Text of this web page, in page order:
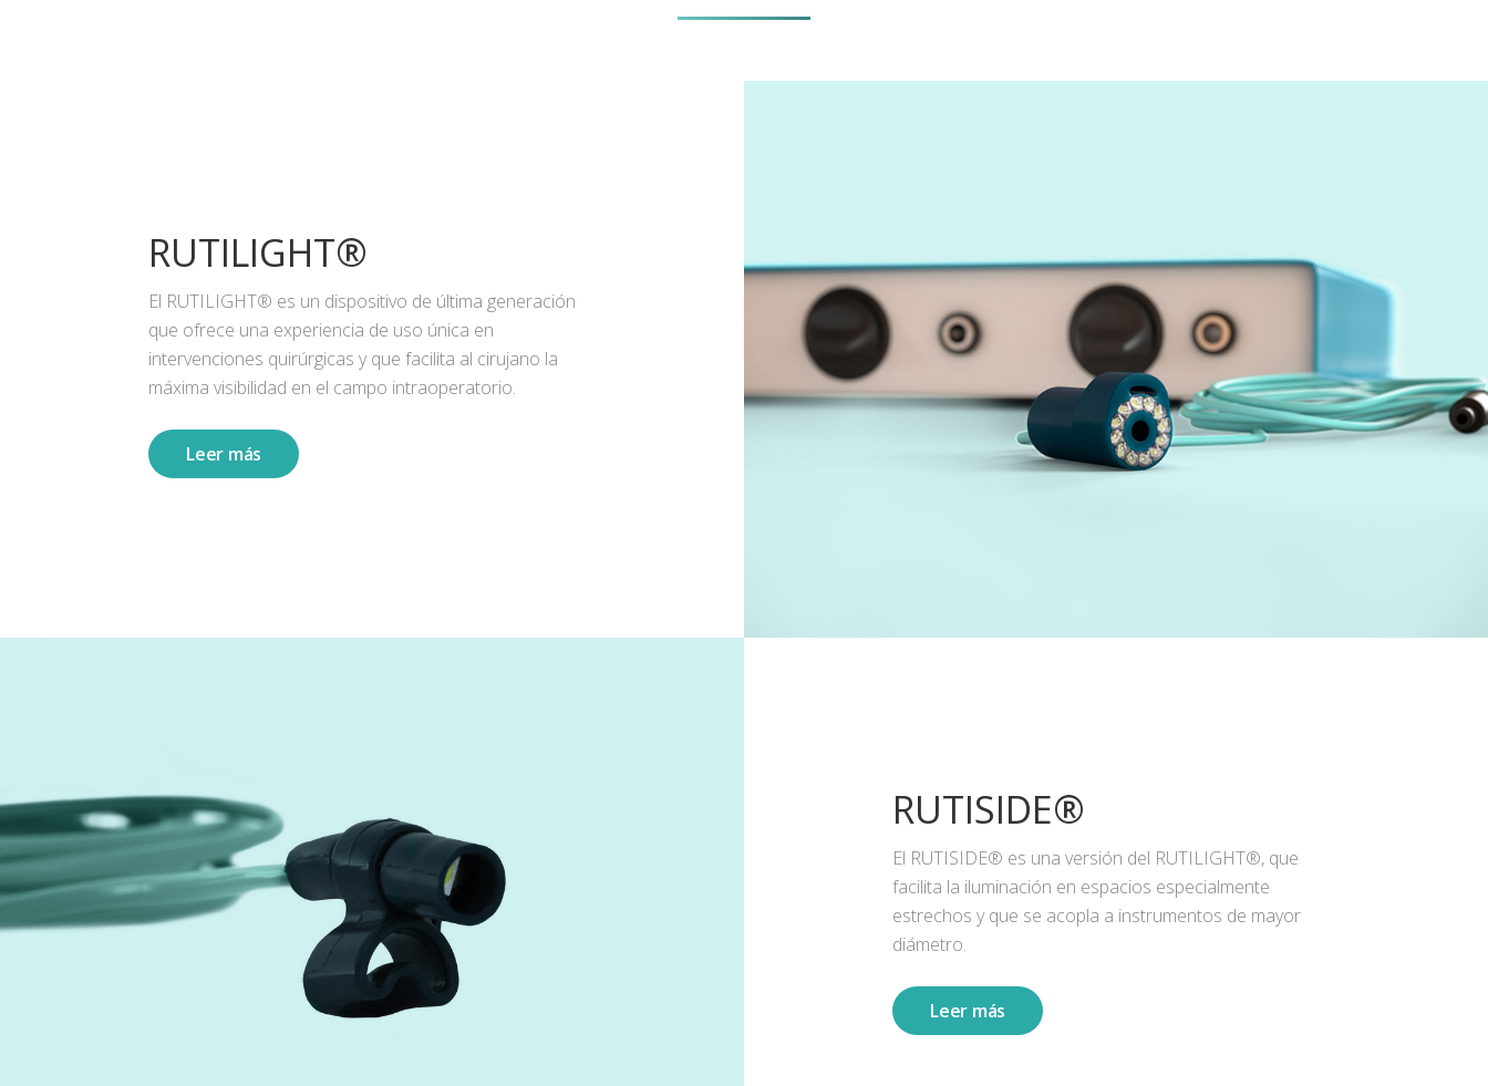
RUTILIGHT®
El RUTILIGHT® es un dispositivo de última generación
que ofrece una experiencia de uso única en
intervenciones quirúrgicas y que facilita al cirujano la
máxima visibilidad en el campo intraoperatorio.
Leer más
RUTISIDE®
El RUTISIDE® es una versión del RUTILIGHT®, que
facilita la iluminación en espacios especialmente
estrechos y que se acopla a instrumentos de mayor
diámetro.
Leer más